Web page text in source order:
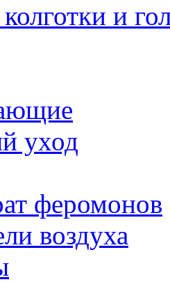
и
уход
феромонов
воздуха